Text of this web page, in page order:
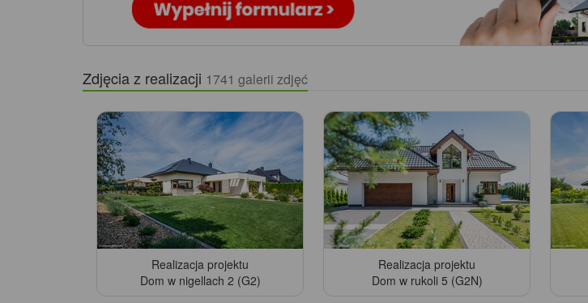
Zdjęcia z realizacji 1741 galerii zdjęć
Realizacja projektu
Dom w nigellach 2 (G2)
Realizacja projektu
Dom w rukoli 5 (G2N)